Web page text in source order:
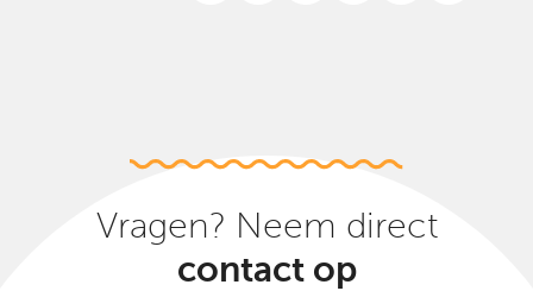
Vragen? Neem direct
contact op